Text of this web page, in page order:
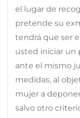
el lugar de
pretende su
tendrá que ser
usted iniciar un
ante el mismo
medidas, al
mujer a
salvo otro